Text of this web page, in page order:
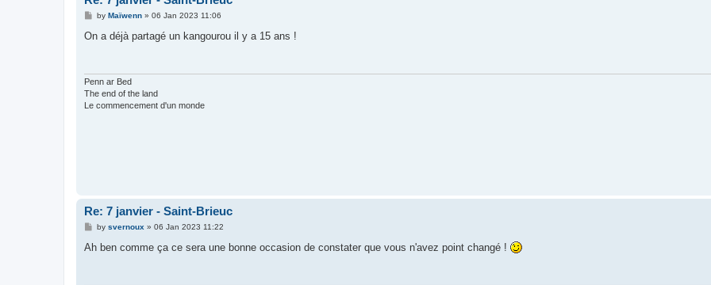
P
s
by Maïwenn» 06 Jan 2023 11:06
On a déjà partagé un kangourou il y a 15 ans !
Penn ar Bed
The end of the land
Le commencement d'un monde
Re: 7 janvier - Saint-Brieuc
P
s
by svernoux » 06 Jan 2023 11:22
Ah ben comme ça ce sera une bonne occasion de constater que vous n'avez point changé !